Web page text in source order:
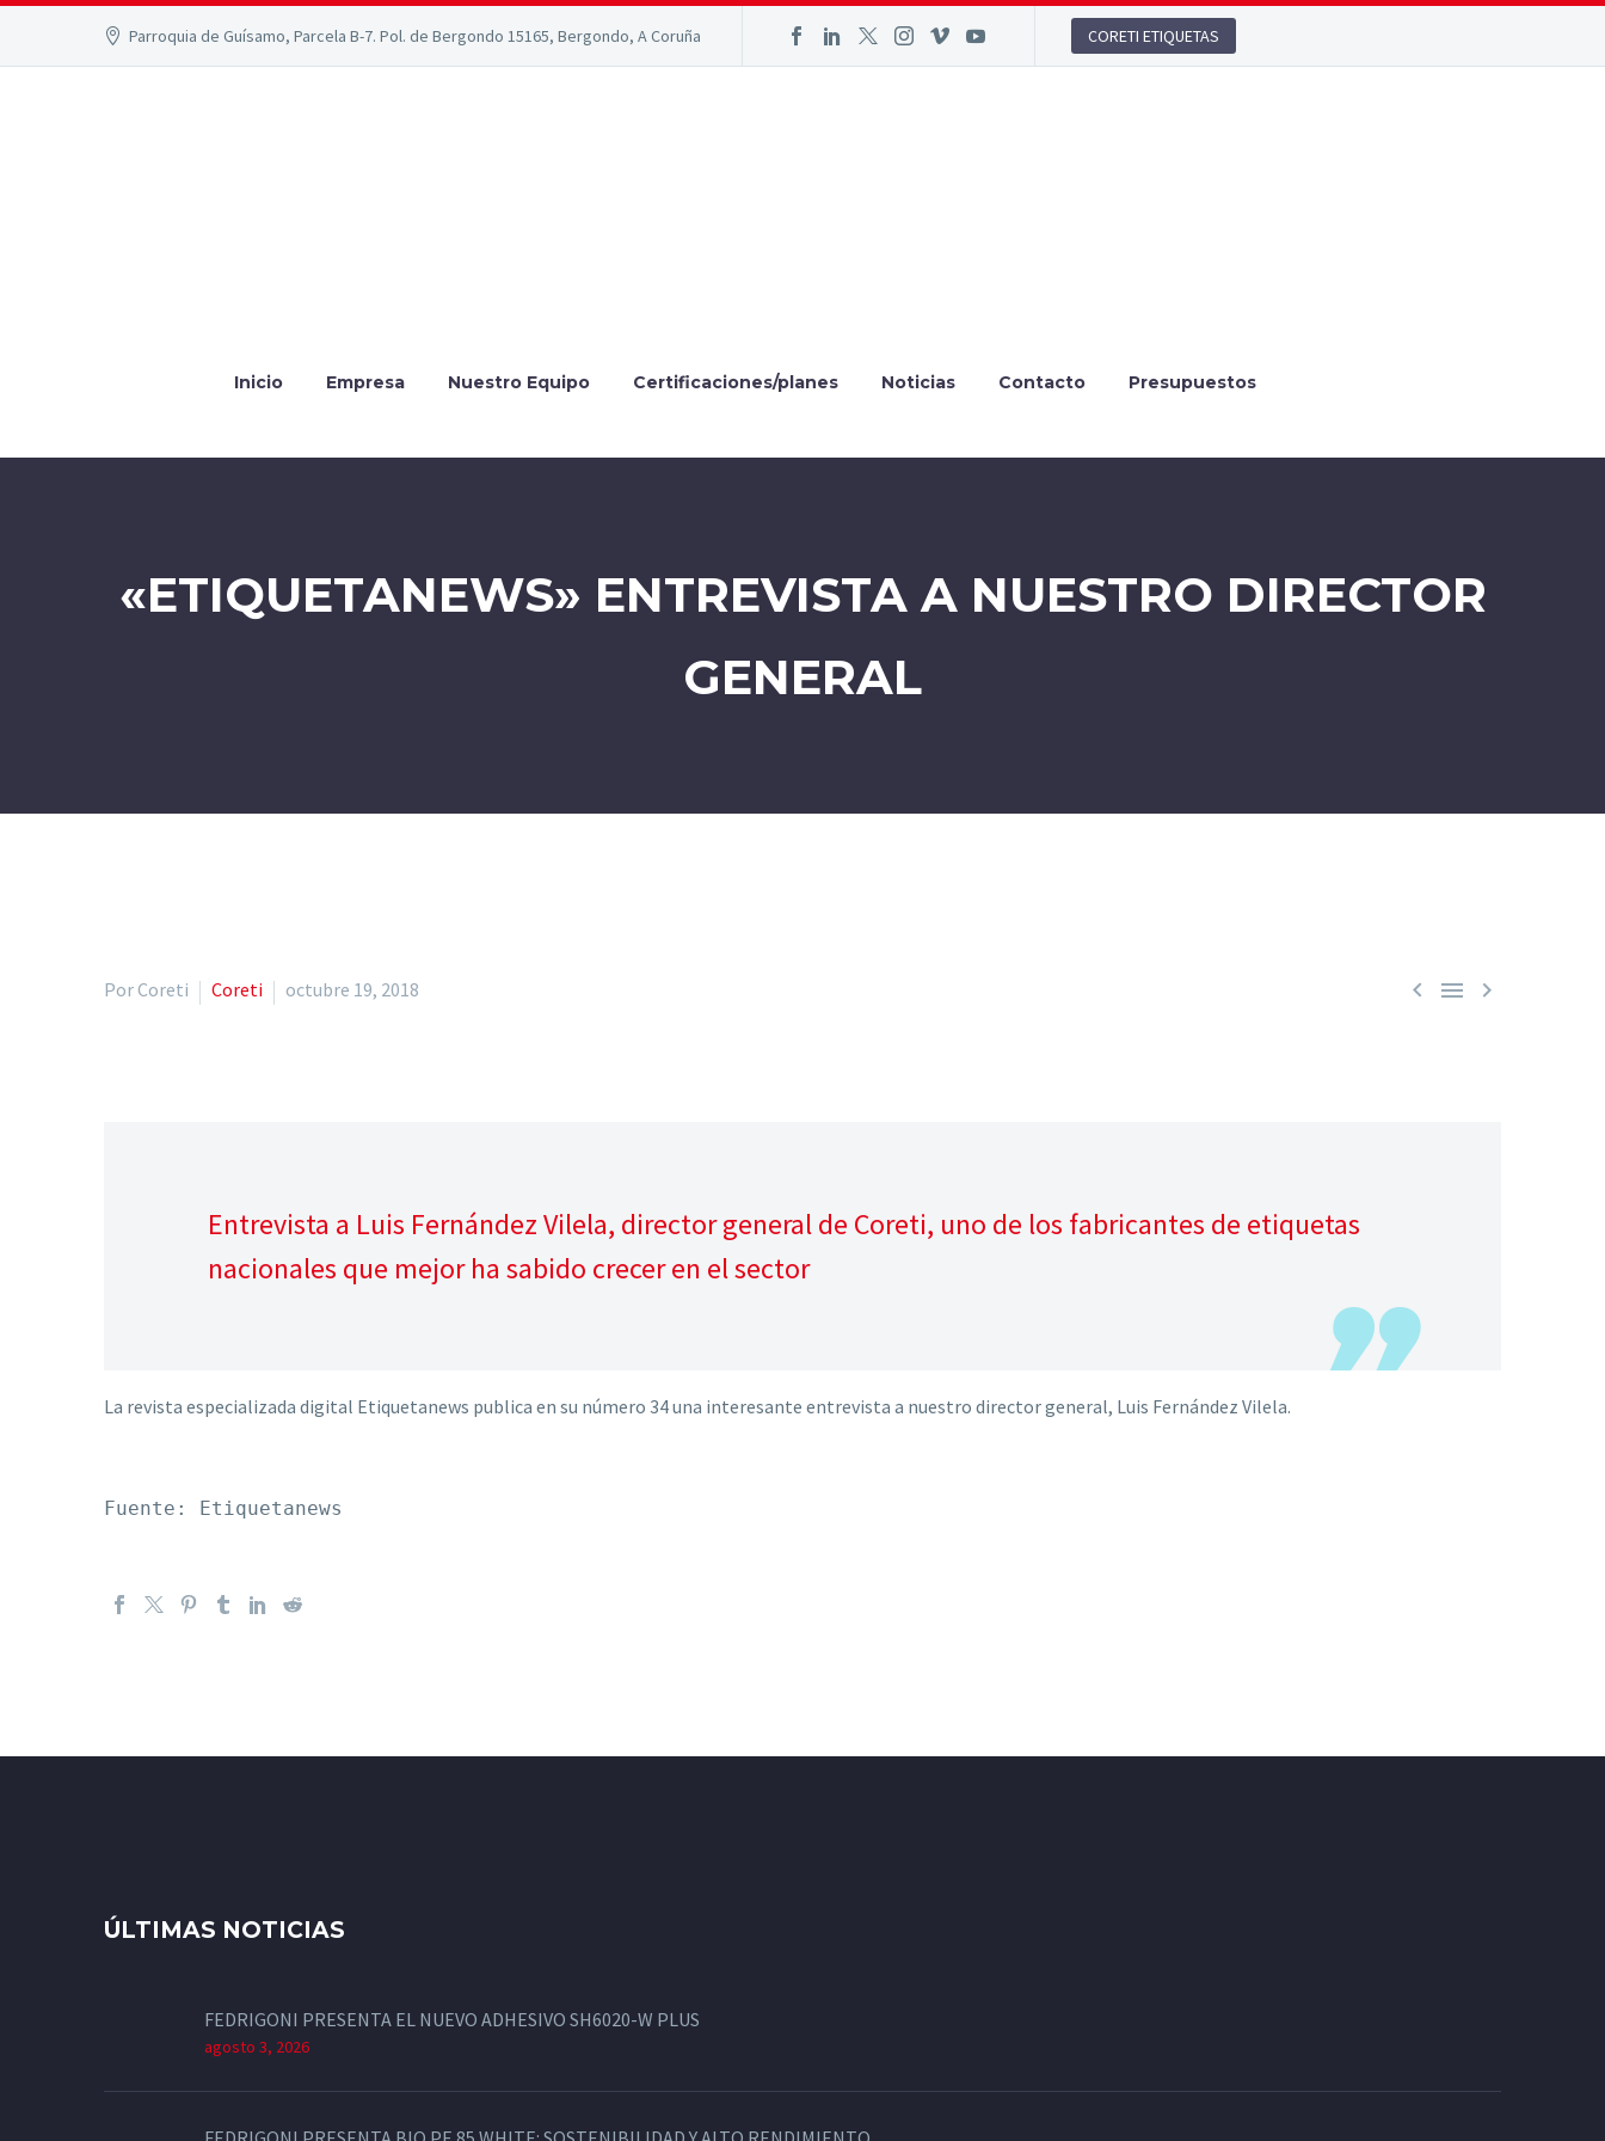
Parroquia de Guísamo, Parcela B-7. Pol. de Bergondo 15165, Bergondo, A Coruña CORETI ETIQUETAS
Inicio Empresa Nuestro Equipo Certificaciones/planes Noticias Contacto Presupuestos
«ETIQUETANEWS» ENTREVISTA A NUESTRO DIRECTOR
GENERAL
  
Por Coreti Coreti octubre 19, 2018
Entrevista a Luis Fernández Vilela, director general de Coreti, uno de los fabricantes de etiquetas
nacionales que mejor ha sabido crecer en el sector
La revista especializada digital Etiquetanews publica en su número 34 una interesante entrevista a nuestro director general, Luis Fernández Vilela.
Fuente: Etiquetanews
ÚLTIMAS NOTICIAS
FEDRIGONI PRESENTA EL NUEVO ADHESIVO SH6020-W PLUS
agosto 3, 2026